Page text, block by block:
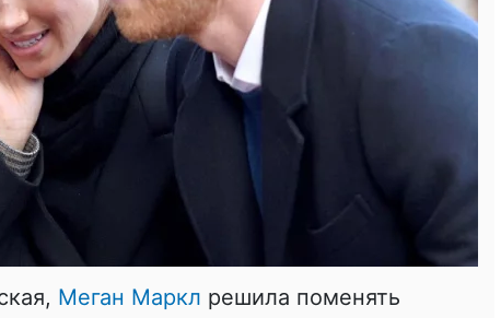
Меган Маркл решила поменять